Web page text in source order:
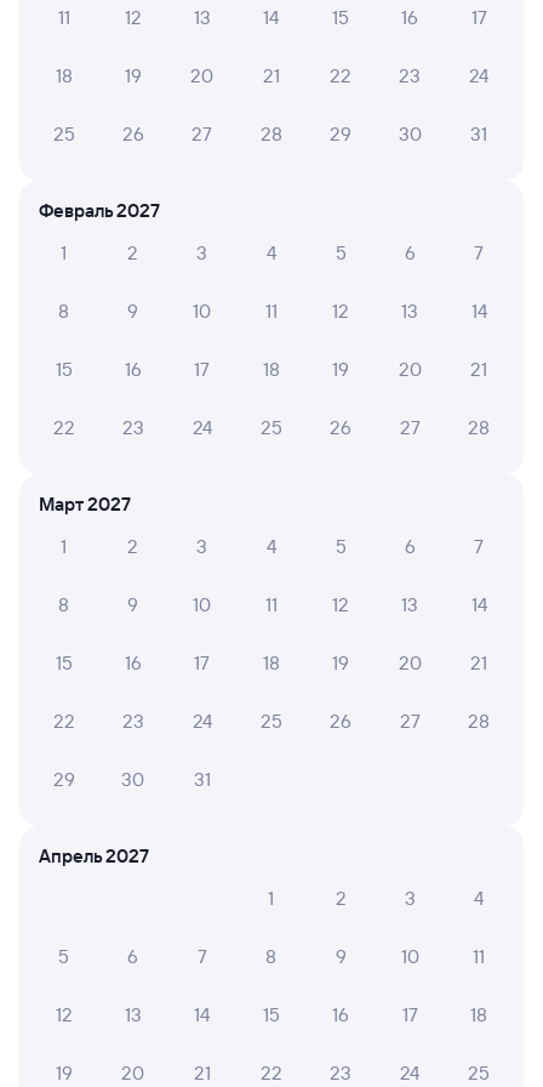
А ещё здесь можно найти
Обратные билеты из Трудармейской
в Зензели
Расписание поездов Зензели
11 12 13 14 15 16 17
18 19 20 21 22 23 24
25 26 27 28 29 30 31
Февраль 2027
1
2 3 4 5 6 7
8 9 10 11 12 13 14
15 16 17 18 19 20 21
22 23 24 25 26 27 28
Март 2027
1
2 3 4 5 6 7
8 9 10 11 12 13 14
15 16 17 18 19 20 21
22 23 24 25 26 27 28
29 30 31
Апрель 2027
1
2 3 4
5 6 7 8 9 10 11
12 13 14 15 16 17 18
19 20 21 22 23 24 25